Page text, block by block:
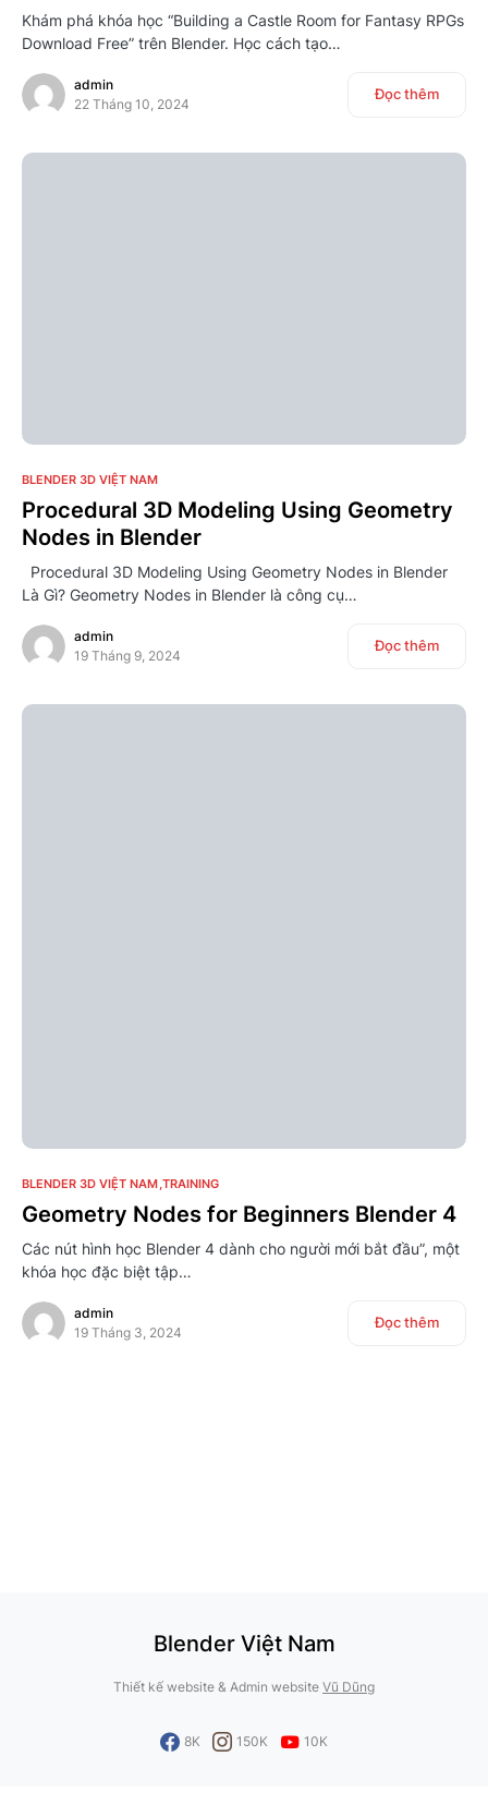
Khám phá khóa học “Building a Castle Room for Fantasy RPGs
Download Free” trên Blender. Học cách tạo…
admin
22 Tháng 10, 2024
Đọc thêm
BLENDER 3D VIỆT NAM
Procedural 3D Modeling Using Geometry
Nodes in Blender
Procedural 3D Modeling Using Geometry Nodes in Blender
Là Gì? Geometry Nodes in Blender là công cụ…
admin
19 Tháng 9, 2024
Đọc thêm
BLENDER 3D VIỆT NAM TRAINING
Geometry Nodes for Beginners Blender 4
Các nút hình học Blender 4 dành cho người mới bắt đầu”, một
khóa học đặc biệt tập…
admin
19 Tháng 3, 2024
Đọc thêm
Blender Việt Nam
Thiết kế website & Admin website Vũ Dũng
8K 150K 10K